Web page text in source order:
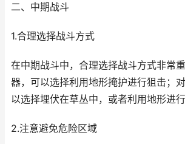
二、中期战斗
1.合理选择战斗方式
在中期战斗中，合理选择战斗方式非常
器，可以选择利用地形掩护进行狙击；
以选择埋伏在草丛中，或者利用地形进行
2.注意避免危险区域